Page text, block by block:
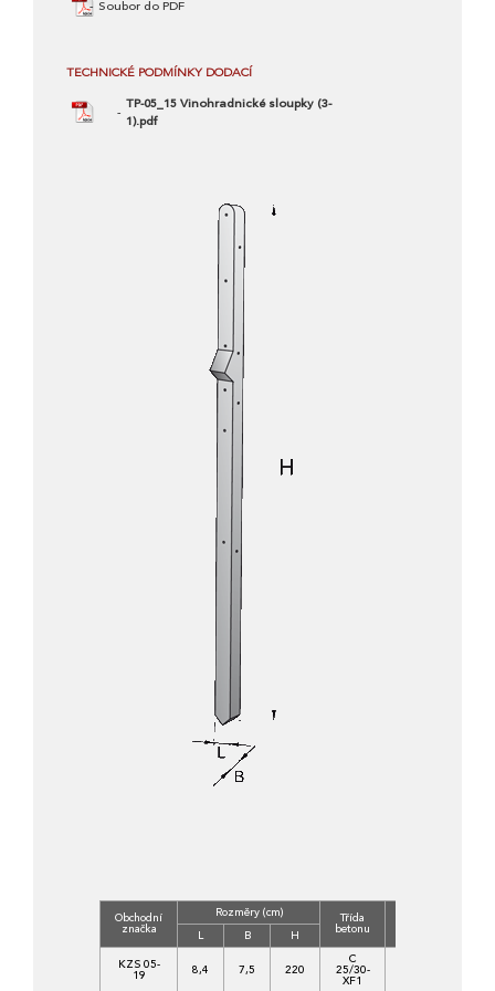
Soubor do PDF
TECHNICKÉ PODMÍNKY DODACÍ
TP-05_15 Vinohradnické sloupky (3-
1).pdf
Obchodní
značka
Rozměry (cm) Třída
betonu
L B
H
KZS 05-
19 8,4 7,5 220
C
25/30-
XF1